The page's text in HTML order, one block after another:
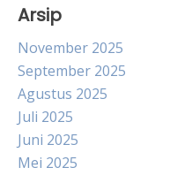
Arsip
November 2025
September 2025
Agustus 2025
Juli 2025
Juni 2025
Mei 2025